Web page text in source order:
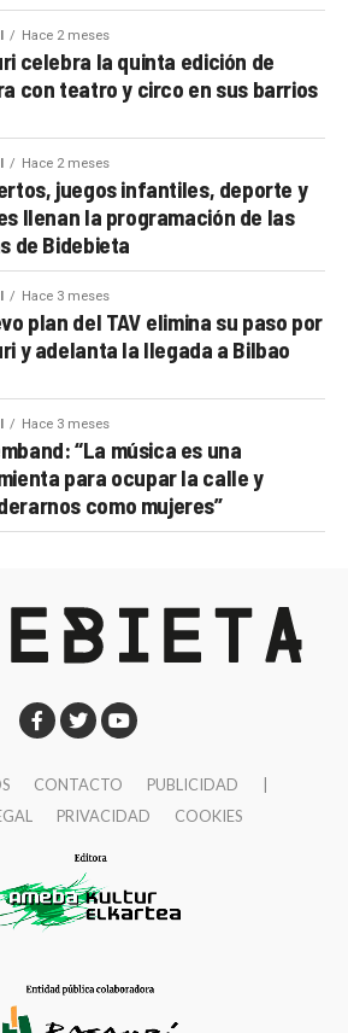
Hace 2 meses
celebra la quinta edición de
con teatro y circo en sus barrios
Hace 2 meses
juegos infantiles, deporte y
llenan la programación de las
de Bidebieta
Hace 3 meses
plan del TAV elimina su paso por
y adelanta la llegada a Bilbao
Hace 3 meses
“La música es una
para ocupar la calle y
como mujeres”
CONTACTO PUBLICIDAD
PRIVACIDAD COOKIES